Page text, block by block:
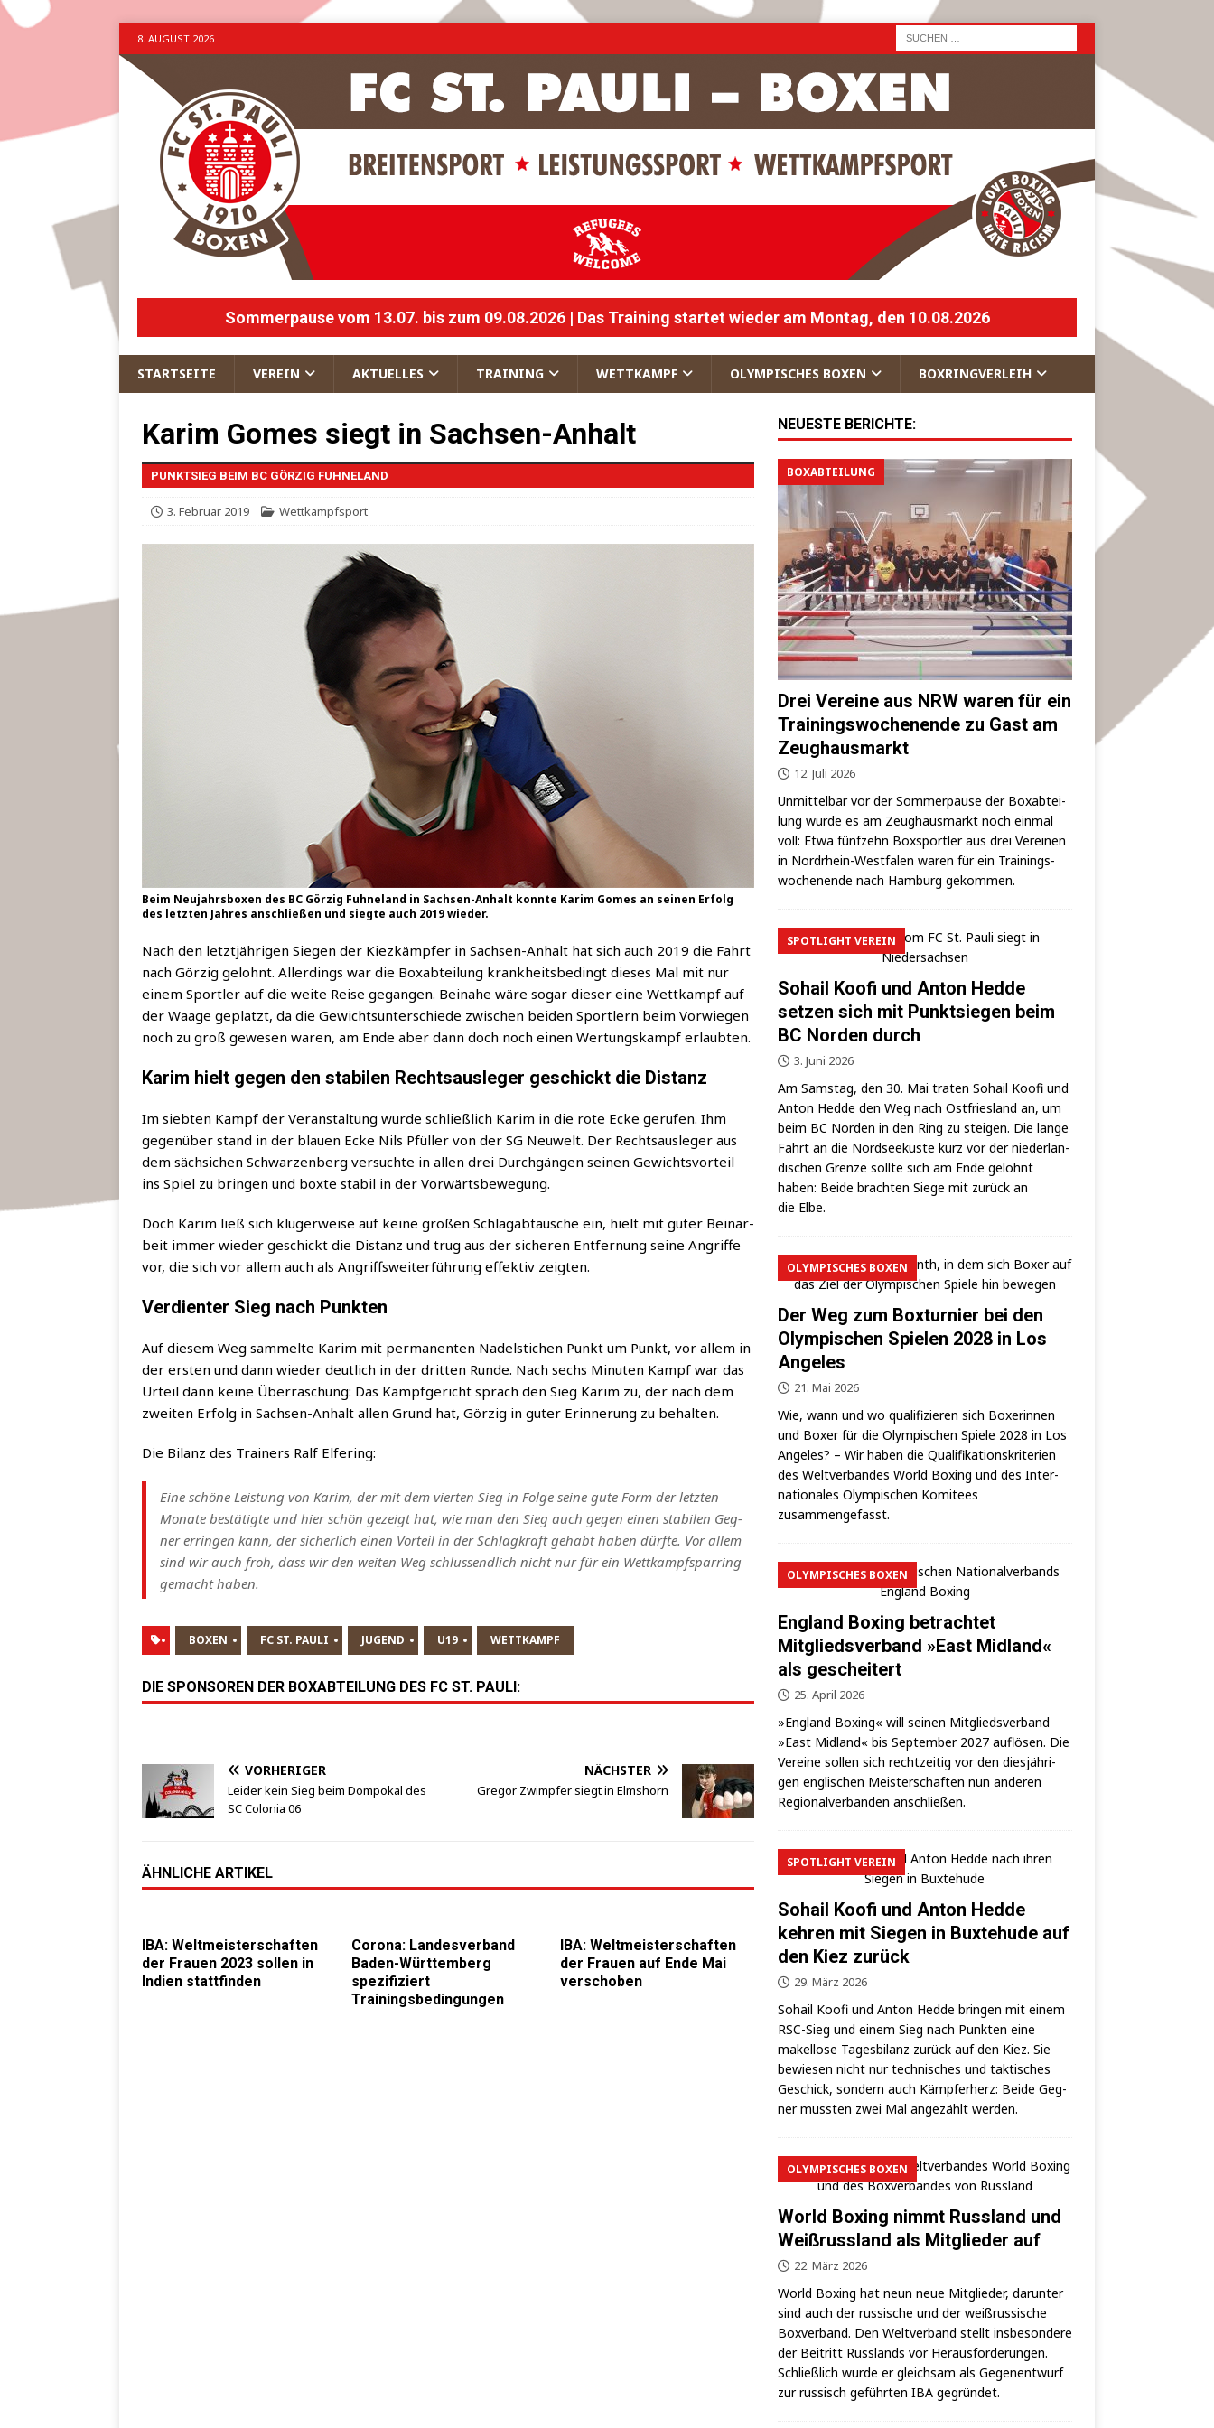
8. AUGUST 2026
Sommerpause vom 13.07. bis zum 09.08.2026 | Das Training startet wieder am Montag, den 10.08.2026
STARTSEITE VEREIN AKTUELLES TRAINING WETTKAMPF OLYMPISCHES BOXEN BOXRINGVERLEIH
Karim Gomes siegt in Sachsen-Anhalt
PUNKTSIEG BEIM BC GÖRZIG FUHNELAND
3. Februar 2019 Wettkampfsport
Beim Neujahrsboxen des BC Görzig Fuhneland in Sachsen-Anhalt konnte Karim Gomes an seinen Erfolg
des letzten Jahres anschließen und siegte auch 2019 wieder.
Nach den letzt­jäh­ri­gen Sie­gen der Kiez­kämp­fer in Sach­sen-Anhalt hat sich auch 2019 die Fahrt
nach Gör­zig gelohnt. Aller­dings war die Box­ab­tei­lung krank­heits­be­dingt die­ses Mal mit nur
einem Sport­ler auf die wei­te Rei­se gegan­gen. Bei­na­he wäre sogar die­ser eine Wett­kampf auf
der Waa­ge geplatzt, da die Gewichts­un­ter­schie­de zwi­schen bei­den Sport­lern beim Vor­wie­gen
noch zu groß gewe­sen waren, am Ende aber dann doch noch einen Wer­tungs­kampf erlaubten.
Karim hielt gegen den stabilen Rechtsausleger geschickt die Distanz
Im sieb­ten Kampf der Ver­an­stal­tung wur­de schließ­lich Karim in die rote Ecke geru­fen. Ihm
gegen­über stand in der blau­en Ecke Nils Pfül­ler von der SG Neu­welt. Der Rechts­aus­le­ger aus
dem säch­si­chen Schwar­zen­berg ver­such­te in allen drei Durch­gän­gen sei­nen Gewichts­vor­teil
ins Spiel zu brin­gen und box­te sta­bil in der Vorwärtsbewegung.
Doch Karim ließ sich klu­ger­wei­se auf kei­ne gro­ßen Schlag­ab­tau­sche ein, hielt mit guter Bein­ar­
beit immer wie­der geschickt die Distanz und trug aus der siche­ren Ent­fer­nung sei­ne Angrif­fe
vor, die sich vor allem auch als Angriffs­wei­ter­füh­rung effek­tiv zeigten.
Verdienter Sieg nach Punkten
Auf die­sem Weg sam­mel­te Karim mit per­ma­nen­ten Nadel­sti­chen Punkt um Punkt, vor allem in
der ers­ten und dann wie­der deut­lich in der drit­ten Run­de. Nach sechs Minu­ten Kampf war das
Urteil dann kei­ne Über­ra­schung: Das Kampf­ge­richt sprach den Sieg Karim zu, der nach dem
zwei­ten Erfolg in Sach­sen-Anhalt allen Grund hat, Gör­zig in guter Erin­ne­rung zu behalten.
Die Bilanz des Trai­ners Ralf Elfering:
Eine schö­ne Leis­tung von Karim, der mit dem vier­ten Sieg in Fol­ge sei­ne gute Form der letz­ten
Mona­te bestä­tig­te und hier schön gezeigt hat, wie man den Sieg auch gegen einen sta­bi­len Geg­
ner errin­gen kann, der sicher­lich einen Vor­teil in der Schlag­kraft gehabt haben dürf­te. Vor allem
sind wir auch froh, dass wir den wei­ten Weg schluss­end­lich nicht nur für ein Wett­kampf­spar­ring
gemacht haben.
BOXEN FC ST. PAULI JUGEND U19 WETTKAMPF
DIE SPONSOREN DER BOXABTEILUNG DES FC ST. PAULI:
VORHERIGER
Leider kein Sieg beim Dompokal des
SC Colonia 06
NÄCHSTER
Gregor Zwimpfer siegt in Elmshorn
ÄHNLICHE ARTIKEL
IBA: Weltmeisterschaften
der Frauen 2023 sollen in
Indien stattfinden
Corona: Landesverband
Baden-Württemberg
spezifiziert
Trainingsbedingungen
IBA: Weltmeisterschaften
der Frauen auf Ende Mai
verschoben
NEUESTE BERICHTE:
BOXABTEILUNG
Drei Vereine aus NRW waren für ein
Trainingswochenende zu Gast am
Zeughausmarkt
12. Juli 2026
Unmit­tel­bar vor der Som­mer­pau­se der Box­ab­tei­
lung wur­de es am Zeug­haus­markt noch ein­mal
voll: Etwa fünf­zehn Box­sport­ler aus drei Ver­ei­nen
in Nord­rhein-West­fa­len waren für ein Trai­nings­
wo­chen­en­de nach Ham­burg gekommen.
SPOTLIGHT VEREIN
Sohail Koofi und Anton Hedde
setzen sich mit Punktsiegen beim
BC Norden durch
3. Juni 2026
Am Sams­tag, den 30. Mai tra­ten Sohail Koo­fi und
Anton Hed­de den Weg nach Ost­fries­land an, um
beim BC Nor­den in den Ring zu stei­gen. Die lan­ge
Fahrt an die Nord­see­küs­te kurz vor der nie­der­län­
di­schen Gren­ze soll­te sich am Ende gelohnt
haben: Bei­de brach­ten Sie­ge mit zurück an
die Elbe.
OLYMPISCHES BOXEN
Der Weg zum Boxturnier bei den
Olympischen Spielen 2028 in Los
Angeles
21. Mai 2026
Wie, wann und wo qua­li­fi­zie­ren sich Boxe­rin­nen
und Boxer für die Olym­pi­schen Spie­le 2028 in Los
Ange­les? – Wir haben die Qua­li­fi­ka­ti­ons­kri­te­ri­en
des Welt­ver­ban­des World Boxing und des Inter­
na­tio­na­les Olym­pi­schen Komi­tees
zusammengefasst.
OLYMPISCHES BOXEN
England Boxing betrachtet
Mitgliedsverband »East Midland«
als gescheitert
25. April 2026
»Eng­land Boxing« will sei­nen Mit­glieds­ver­band
»East Mid­land« bis Sep­tem­ber 2027 auf­lö­sen. Die
Ver­ei­ne sol­len sich recht­zei­tig vor den dies­jäh­ri­
gen eng­li­schen Meis­ter­schaf­ten nun ande­ren
Regio­nal­ver­bän­den anschließen.
SPOTLIGHT VEREIN
Sohail Koofi und Anton Hedde
kehren mit Siegen in Buxtehude auf
den Kiez zurück
29. März 2026
Sohail Koo­fi und Anton Hed­de brin­gen mit einem
RSC-Sieg und einem Sieg nach Punk­ten eine
makel­lo­se Tages­bi­lanz zurück auf den Kiez. Sie
bewie­sen nicht nur tech­ni­sches und tak­ti­sches
Geschick, son­dern auch Kämp­fer­herz: Bei­de Geg­
ner muss­ten zwei Mal ange­zählt werden.
OLYMPISCHES BOXEN
World Boxing nimmt Russland und
Weißrussland als Mitglieder auf
22. März 2026
World Boxing hat neun neue Mit­glie­der, dar­un­ter
sind auch der rus­si­sche und der weiß­rus­si­sche
Box­ver­band. Den Welt­ver­band stellt ins­be­son­de­re
der Bei­tritt Russ­lands vor Her­aus­for­de­run­gen.
Schließ­lich wur­de er gleich­sam als Gegen­ent­wurf
zur rus­sisch geführ­ten IBA gegründet.